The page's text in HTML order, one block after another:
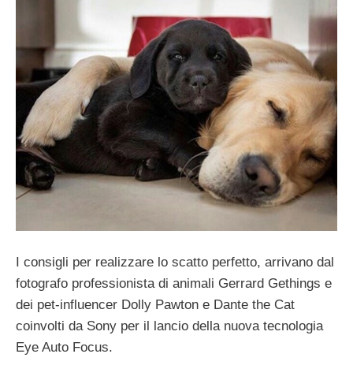
I consigli per realizzare lo scatto perfetto, arrivano dal
fotografo professionista di animali Gerrard Gethings e
dei pet-influencer Dolly Pawton e Dante the Cat
coinvolti da Sony per il lancio della nuova tecnologia
Eye Auto Focus.